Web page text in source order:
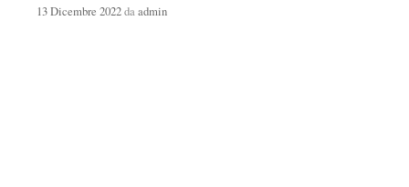
13 Dicembre 2022daadmin